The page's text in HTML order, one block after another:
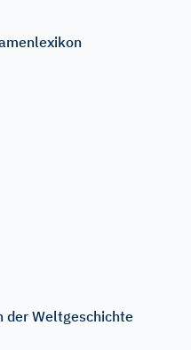
der Weltgeschichte